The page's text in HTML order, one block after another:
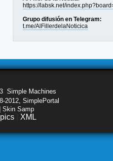
https://labsk.net/
Grupo difusión en Telegram:
t.me/AlFillerdelaNoticica
Simple Machines
2012, SimplePortal
Skin Samp
XML